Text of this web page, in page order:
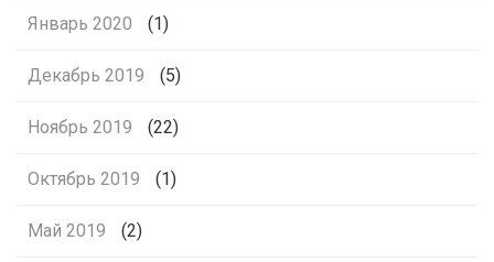
Январь 2020 (1)
Декабрь 2019 (5)
Ноябрь 2019 (22)
Октябрь 2019 (1)
Май 2019 (2)